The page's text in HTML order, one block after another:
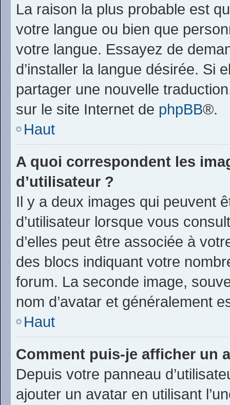
La raison la plus probable est
votre langue ou bien que
votre langue. Essayez de
d’installer la langue désirée. Si
partager une nouvelle
sur le site Internet de phpBB®.
Haut
A quoi correspondent les
d’utilisateur ?
Il y a deux images qui peuvent
d’utilisateur lorsque vous
d’elles peut être associée à
des blocs indiquant votre
forum. La seconde image,
nom d’avatar et généralement
Haut
Comment puis-je afficher un
Depuis votre panneau
ajouter un avatar en utilisant